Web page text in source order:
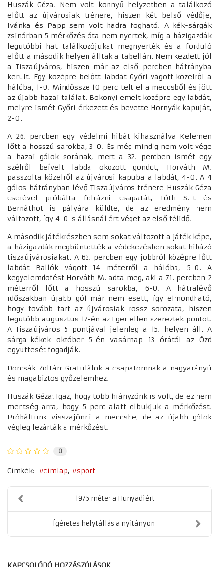
Huszák Géza. Nem volt könnyű helyzetben a találkozó
előtt az újvárosiak trénere, hiszen két belső védője,
Ivánka és Papp sem volt hadra fogható. A kék-sárgák
zsinórban 5 mérkőzés óta nem nyertek, míg a házigazdák
legutóbbi hat találkozójukat megnyerték és a forduló
előtt a második helyen álltak a tabellán. Nem kezdett jól
a Tiszaújváros, hiszen már az első percben hátrányba
került. Egy középre belőtt labdát Győri vágott közelről a
hálóba, 1-0. Mindössze 10 perc telt el a meccsből és jött
az újabb hazai találat. Bökönyi emelt középre egy labdát,
melyre ismét Győri érkezett és bevette Hornyák kapuját,
2-0.
A 26. percben egy védelmi hibát kihasználva Kelemen
lőtt a hosszú sarokba, 3-0. És még mindig nem volt vége
a hazai gólok sorának, mert a 32. percben ismét egy
szélről beívelt labda okozott gondot, Horváth M.
passzolta közelről az újvárosi kapuba a labdát, 4-0. A 4
gólos hátrányban lévő Tiszaújváros trénere Huszák Géza
cserével próbálta felrázni csapatát, Tóth S.-t és
Bernáthot is pályára küldte, de az eredmény nem
változott, így 4-0-s állásnál ért véget az első félidő.
A második játékrészben sem sokat változott a játék képe,
a házigazdák megbüntették a védekezésben sokat hibázó
tiszaújvárosiakat. A 63. percben egy jobbról középre lőtt
labdát Ballók vágott 14 méterről a hálóba, 5-0. A
kegyelemdöfést Horváth M. adta meg, aki a 71. percben 2
méterről lőtt a hosszú sarokba, 6-0. A hátralévő
időszakban újabb gól már nem esett, így elmondható,
hogy tovább tart az újvárosiak rossz sorozata, hiszen
legutóbb augusztus 17-én az Eger ellen szereztek pontot.
A Tiszaújváros 5 pontjával jelenleg a 15. helyen áll. A
sárga-kékek október 5-én vasárnap 13 órától az Ózd
együttesét fogadják.
Dorcsák Zoltán: Gratulálok a csapatomnak a nagyarányú
és magabiztos győzelemhez.
Huszák Géza: Igaz, hogy több hiányzónk is volt, de ez nem
mentség arra, hogy 5 perc alatt elbukjuk a mérkőzést.
Próbáltunk visszajönni a meccsbe, de az újabb gólok
végleg lezárták a mérkőzést.
0
Címkék: címlap sport
1975 méter a Hunyadiért
Ígéretes helytállás a nyitányon
KAPCSOLÓDÓ HOZZÁSZÓLÁSOK